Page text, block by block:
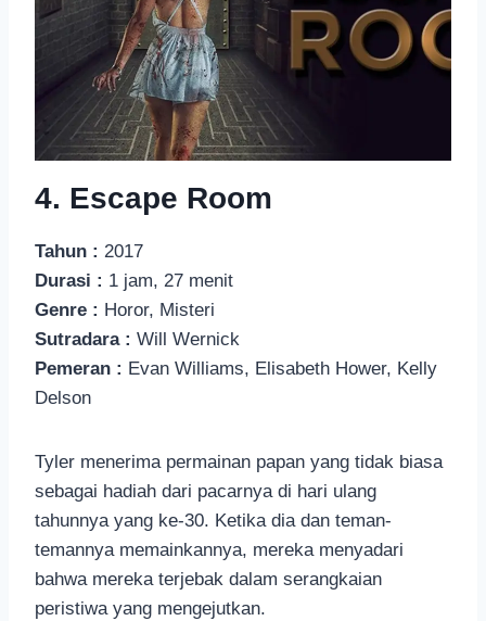
4. Escape Room
Tahun : 2017
Durasi : 1 jam, 27 menit
Genre : Horor, Misteri
Sutradara : Will Wernick
Pemeran : Evan Williams, Elisabeth Hower, Kelly
Delson
Tyler menerima permainan papan yang tidak biasa
sebagai hadiah dari pacarnya di hari ulang
tahunnya yang ke-30. Ketika dia dan teman-
temannya memainkannya, mereka menyadari
bahwa mereka terjebak dalam serangkaian
peristiwa yang mengejutkan.